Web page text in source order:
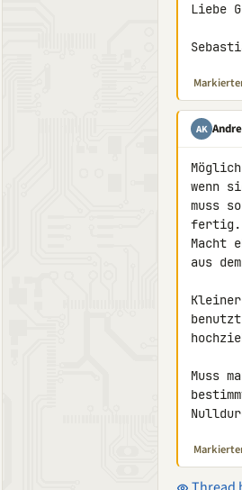
Liebe
AK
wenn
muss
fertig.
Macht
aus
Kleiner
Muss